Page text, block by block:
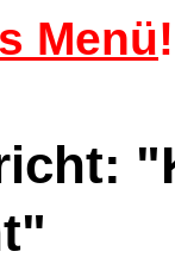
Menü!